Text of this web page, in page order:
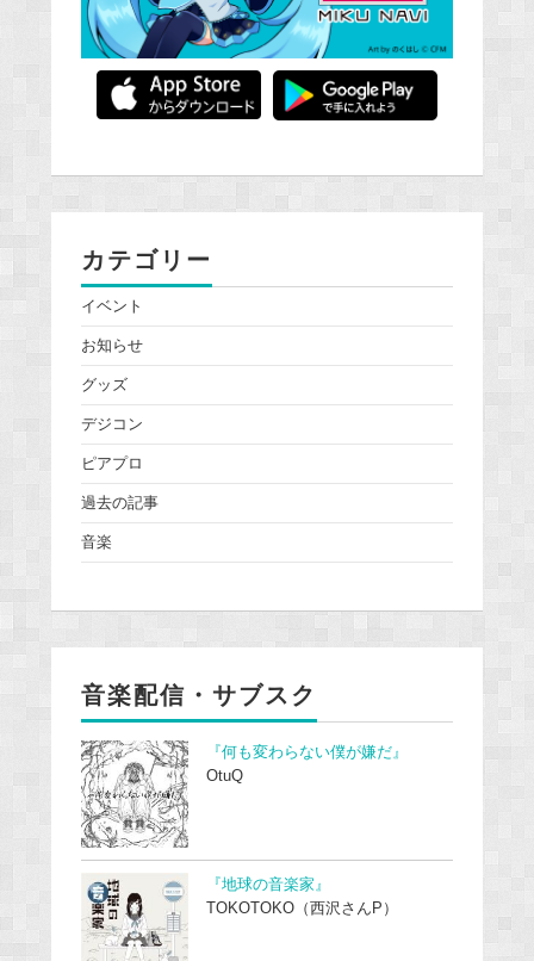
カテゴリー
イベント
お知らせ
グッズ
デジコン
ピアプロ
過去の記事
音楽
音楽配信・サブスク
『何も変わらない僕が嫌だ』
OtuQ
『地球の音楽家』
TOKOTOKO（西沢さんP）